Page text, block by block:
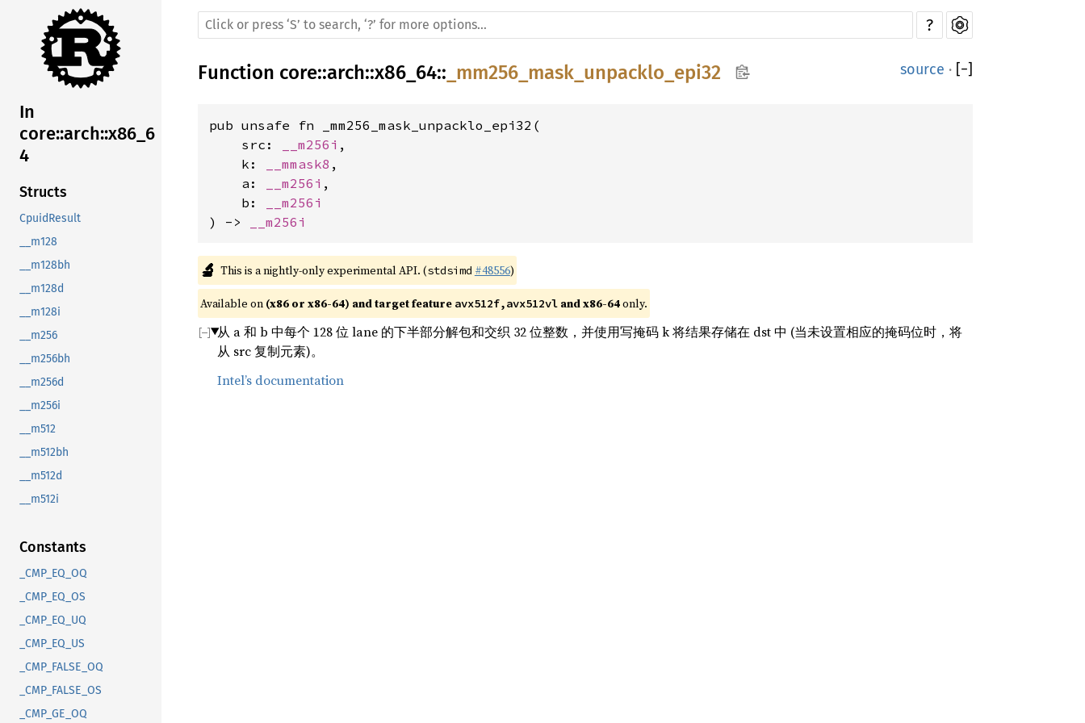
In
core::arch::x86_6
4
Structs
CpuidResult
__m128
__m128bh
__m128d
__m128i
__m256
__m256bh
__m256d
__m256i
__m512
__m512bh
__m512d
__m512i
Constants
_CMP_EQ_OQ
_CMP_EQ_OS
_CMP_EQ_UQ
_CMP_EQ_US
_CMP_FALSE_OQ
_CMP_FALSE_OS
_CMP_GE_OQ
?
Function core::arch::x86_64:: _mm256_mask_unpacklo_epi32 source · [−]
pub unsafe fn _mm256_mask_unpacklo_epi32(
    src:
__m256i ,
    k:
__mmask8 ,
    a:
__m256i ,
    b:
__m256i
) ->
__m256i
🔬 This is a nightly-only experimental API. (stdsimd #48556)
Available on (x86 or x86-64) and target feature avx512f,avx512vl and x86-64 only.
从 a 和 b 中每个 128 位 lane 的下半部分解包和交织 32 位整数，并使用写掩码 k 将结果存储在 dst 中 (当未设置相应的掩码位时，将
从 src 复制元素)。
Intel’s documentation